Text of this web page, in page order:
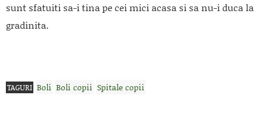
sunt sfatuiti sa-i tina pe cei mici acasa si sa nu-i duca la
gradinita.
TAGURI Boli Boli copii Spitale copii